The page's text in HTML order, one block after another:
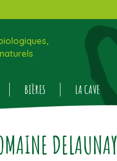
BIÈRES LA CAVE
DELAUNAY